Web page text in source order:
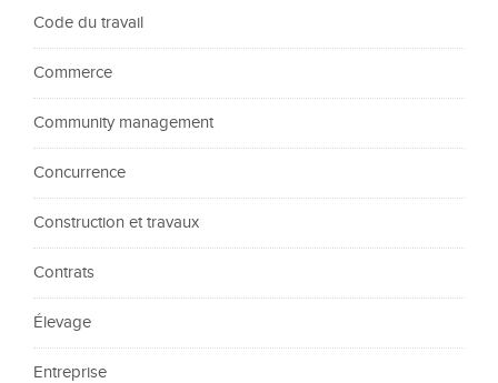
Code du travail
Commerce
Community management
Concurrence
Construction et travaux
Contrats
Élevage
Entreprise